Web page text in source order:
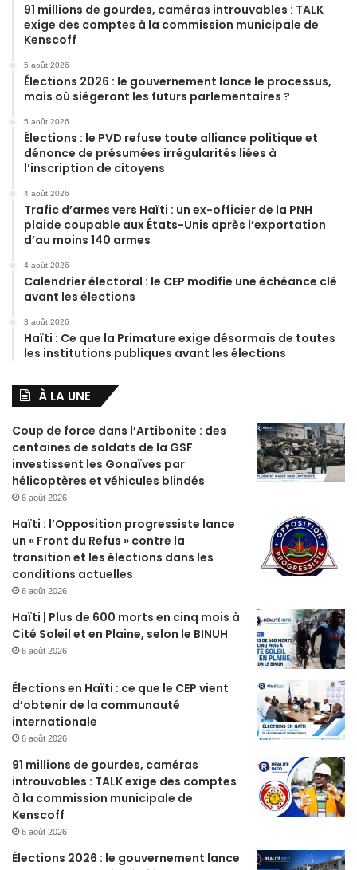
91 millions de gourdes, caméras introuvables : TALK
exige des comptes à la commission municipale de
Kenscoff
5 août 2026
Élections 2026 : le gouvernement lance le processus,
mais où siégeront les futurs parlementaires ?
5 août 2026
Élections : le PVD refuse toute alliance politique et
dénonce de présumées irrégularités liées à
l’inscription de citoyens
4 août 2026
Trafic d’armes vers Haïti : un ex-officier de la PNH
plaide coupable aux États-Unis après l’exportation
d’au moins 140 armes
4 août 2026
Calendrier électoral : le CEP modifie une échéance clé
avant les élections
3 août 2026
Haïti : Ce que la Primature exige désormais de toutes
les institutions publiques avant les élections
À LA UNE
Coup de force dans l’Artibonite : des
centaines de soldats de la GSF
investissent les Gonaïves par
hélicoptères et véhicules blindés
6 août 2026
Haïti : l’Opposition progressiste lance
un « Front du Refus » contre la
transition et les élections dans les
conditions actuelles
6 août 2026
Haïti | Plus de 600 morts en cinq mois à
Cité Soleil et en Plaine, selon le BINUH
6 août 2026
Élections en Haïti : ce que le CEP vient
d’obtenir de la communauté
internationale
6 août 2026
91 millions de gourdes, caméras
introuvables : TALK exige des comptes
à la commission municipale de
Kenscoff
6 août 2026
Élections 2026 : le gouvernement lance